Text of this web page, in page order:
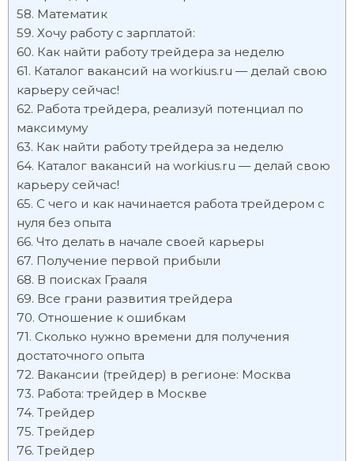
Математик
Хочу работу с зарплатой:
Как найти работу трейдера за неделю
Каталог вакансий на workius.ru — делай свою
карьеру сейчас!
Работа трейдера, реализуй потенциал по
максимуму
Как найти работу трейдера за неделю
Каталог вакансий на workius.ru — делай свою
карьеру сейчас!
С чего и как начинается работа трейдером c
нуля без опыта
Что делать в начале своей карьеры
Получение первой прибыли
В поисках Грааля
Все грани развития трейдера
Отношение к ошибкам
Сколько нужно времени для получения
достаточного опыта
Вакансии (трейдер) в регионе: Москва
Работа: трейдер в Москве
Трейдер
Трейдер
Трейдер